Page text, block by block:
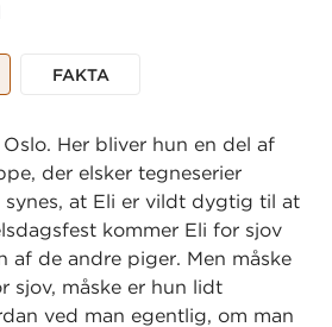
FAKTA
Her bliver hun en del af
der elsker tegneserier
at Eli er vildt dygtig til at
kommer Eli for sjov
af de andre piger. Men måske
sjov, måske er hun lidt
ved man egentlig, om man